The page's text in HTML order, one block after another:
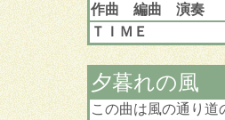
作曲 編曲 演奏
ＴＩＭＥ
夕暮れの風
この曲は風の通り